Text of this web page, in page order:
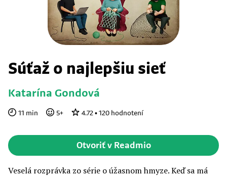
Súťaž o najlepšiu sieť
Katarína Gondová
11 min 5+ 4.72 • 120 hodnotení
Otvoriť v Readmio
Veselá rozprávka zo série o úžasnom hmyze. Keď sa má